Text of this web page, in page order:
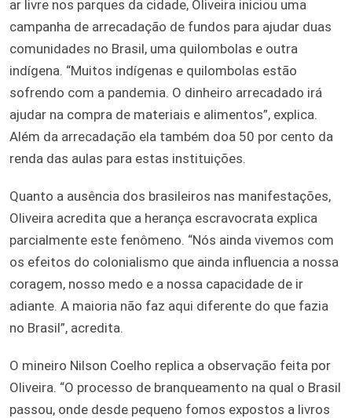
ar livre nos parques da cidade, Oliveira iniciou uma
campanha de arrecadação de fundos para ajudar duas
comunidades no Brasil, uma quilombolas e outra
indígena. “Muitos indígenas e quilombolas estão
sofrendo com a pandemia. O dinheiro arrecadado irá
ajudar na compra de materiais e alimentos”, explica.
Além da arrecadação ela também doa 50 por cento da
renda das aulas para estas instituições.
Quanto a ausência dos brasileiros nas manifestações,
Oliveira acredita que a herança escravocrata explica
parcialmente este fenômeno. “Nós ainda vivemos com
os efeitos do colonialismo que ainda influencia a nossa
coragem, nosso medo e a nossa capacidade de ir
adiante. A maioria não faz aqui diferente do que fazia
no Brasil”, acredita.
O mineiro Nilson Coelho replica a observação feita por
Oliveira. “O processo de branqueamento na qual o Brasil
passou, onde desde pequeno fomos expostos a livros